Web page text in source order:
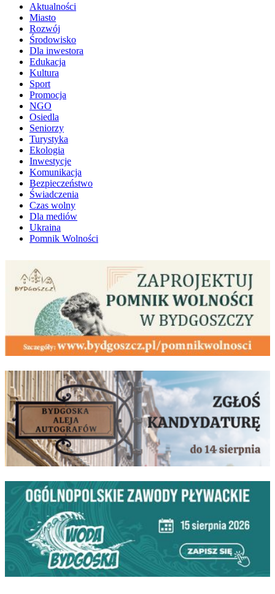
Aktualności
Miasto
Rozwój
Środowisko
Dla inwestora
Edukacja
Kultura
Sport
Promocja
NGO
Osiedla
Seniorzy
Turystyka
Ekologia
Inwestycje
Komunikacja
Bezpieczeństwo
Świadczenia
Czas wolny
Dla mediów
Ukraina
Pomnik Wolności